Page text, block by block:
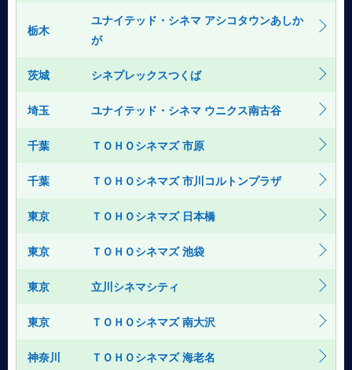
栃木
ユナイテッド・シネマ アシコタウンあしか
が
茨城 シネプレックスつくば
埼玉 ユナイテッド・シネマ ウニクス南古谷
千葉 ＴＯＨＯシネマズ 市原
千葉 ＴＯＨＯシネマズ 市川コルトンプラザ
東京 ＴＯＨＯシネマズ 日本橋
東京 ＴＯＨＯシネマズ 池袋
東京 立川シネマシティ
東京 ＴＯＨＯシネマズ 南大沢
神奈川 ＴＯＨＯシネマズ 海老名